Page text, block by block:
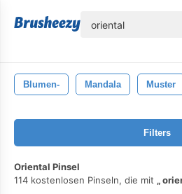
Blumen- Mandala Muster
Filters
Oriental Pinsel
114 kostenlosen Pinseln, die mit